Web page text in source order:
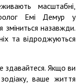
масштабні,
Емі Демур у
зміниться назавжди.
та відроджуються
здавайтеся. Якщо ви
ваше життя